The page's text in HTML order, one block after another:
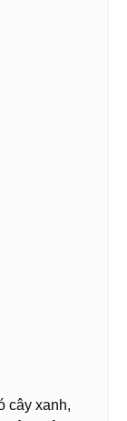
cây xanh,